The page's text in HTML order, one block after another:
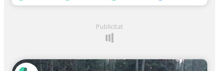
Publicitat